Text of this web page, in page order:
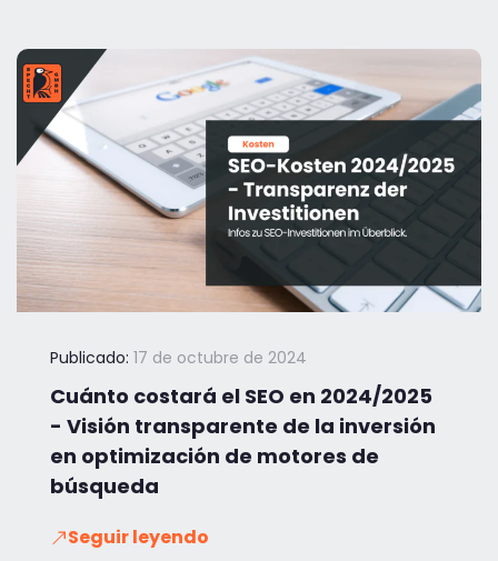
Publicado: 17 de octubre de 2024
Cuánto costará el SEO en 2024/2025
- Visión transparente de la inversión
en optimización de motores de
búsqueda
Seguir leyendo